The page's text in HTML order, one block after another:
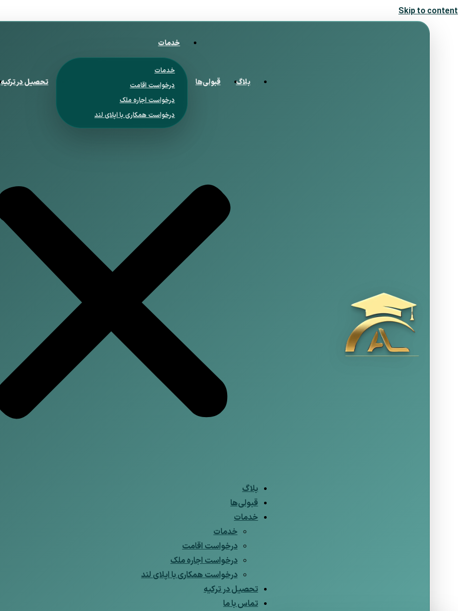
Skip to content
بلاگ قبولی‌ها
خدمات
خدمات
درخواست اقامت
درخواست اجاره ملک
درخواست همکاری با اپلای لند
تحصیل در ترکیه
بلاگ
قبولی‌ها
خدمات
خدمات
درخواست اقامت
درخواست اجاره ملک
درخواست همکاری با اپلای لند
تحصیل در ترکیه
تماس با ما